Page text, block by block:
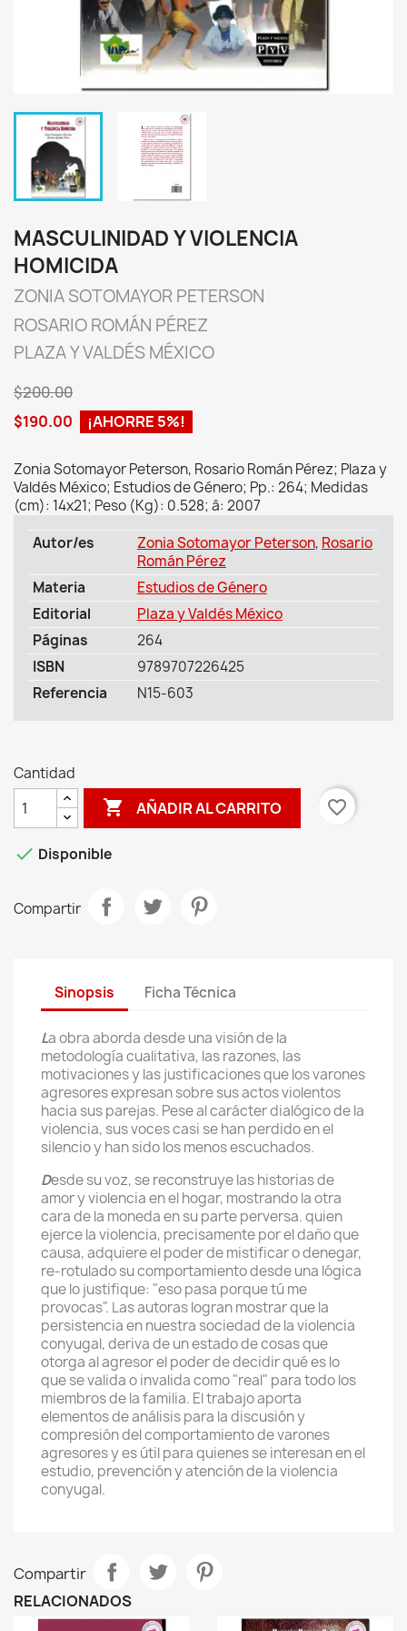
MASCULINIDAD Y VIOLENCIA
HOMICIDA
ZONIA SOTOMAYOR PETERSON
ROSARIO ROMÁN PÉREZ
PLAZA Y VALDÉS MÉXICO
$200.00
$190.00
¡AHORRE 5%!
Zonia Sotomayor Peterson, Rosario Román Pérez; Plaza y
Valdés México; Estudios de Género; Pp.: 264; Medidas
(cm): 14x21; Peso (Kg): 0.528; â: 2007
Autor/es
Zonia Sotomayor Peterson, Rosario
Román Pérez
Materia
Estudios de Género
Editorial
Plaza y Valdés México
Páginas
264
ISBN
9789707226425
Referencia
N15-603
Cantidad
 AÑADIR AL CARRITO favorite_border
 Disponible
Compartir
Sinopsis Ficha Técnica
La obra aborda desde una visión de la
metodología cualitativa, las razones, las
motivaciones y las justificaciones que los varones
agresores expresan sobre sus actos violentos
hacia sus parejas. Pese al carácter dialógico de la
violencia, sus voces casi se han perdido en el
silencio y han sido los menos escuchados.
Desde su voz, se reconstruye las historias de
amor y violencia en el hogar, mostrando la otra
cara de la moneda en su parte perversa. quien
ejerce la violencia, precisamente por el daño que
causa, adquiere el poder de mistificar o denegar,
re-rotulado su comportamiento desde una lógica
que lo justifique: "eso pasa porque tú me
provocas". Las autoras logran mostrar que la
persistencia en nuestra sociedad de la violencia
conyugal, deriva de un estado de cosas que
otorga al agresor el poder de decidir qué es lo
que se valida o invalida como "real" para todo los
miembros de la familia. El trabajo aporta
elementos de análisis para la discusión y
compresión del comportamiento de varones
agresores y es útil para quienes se interesan en el
estudio, prevención y atención de la violencia
conyugal.
Compartir
RELACIONADOS